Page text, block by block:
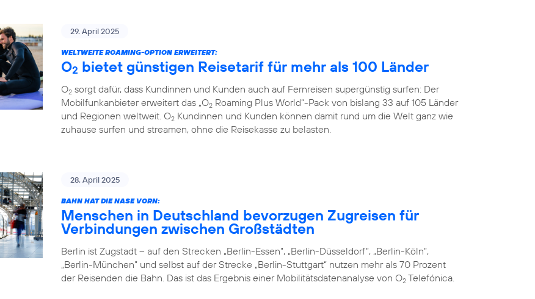
29. April 2025
WELTWEITE ROAMING-OPTION ERWEITERT:
O2 bietet günstigen Reisetarif für mehr als 100 Länder
O2 sorgt dafür, dass Kundinnen und Kunden auch auf Fernreisen supergünstig surfen: Der
Mobilfunkanbieter erweitert das „O2 Roaming Plus World“-Pack von bislang 33 auf 105 Länder
und Regionen weltweit. O2 Kundinnen und Kunden können damit rund um die Welt ganz wie
zuhause surfen und streamen, ohne die Reisekasse zu belasten.
28. April 2025
BAHN HAT DIE NASE VORN:
Menschen in Deutschland bevorzugen Zugreisen für
Verbindungen zwischen Großstädten
Berlin ist Zugstadt – auf den Strecken „Berlin-Essen”, „Berlin-Düsseldorf”, „Berlin-Köln”,
„Berlin-München” und selbst auf der Strecke „Berlin-Stuttgart“ nutzen mehr als 70 Prozent
der Reisenden die Bahn. Das ist das Ergebnis einer Mobilitätsdatenanalyse von O2 Telefónica.